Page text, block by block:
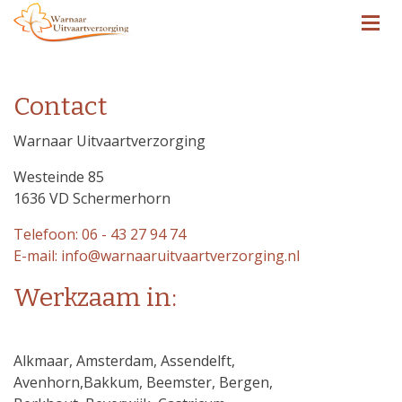
Contact
Warnaar Uitvaartverzorging
Westeinde 85
1636 VD Schermerhorn
Telefoon: 06 - 43 27 94 74
E-mail: info@warnaaruitvaartverzorging.nl
Werkzaam in:
Alkmaar, Amsterdam, Assendelft,
Avenhorn,Bakkum, Beemster, Bergen,